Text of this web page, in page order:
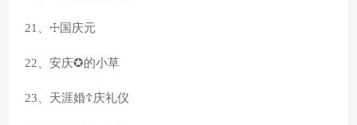
21、☩国庆元
22、安庆✪的小草
23、天涯婚☦庆礼仪